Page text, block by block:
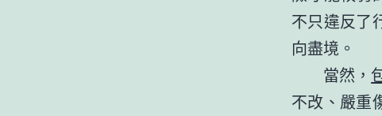
不只違反了
向盡境。
當然，
不改、嚴重